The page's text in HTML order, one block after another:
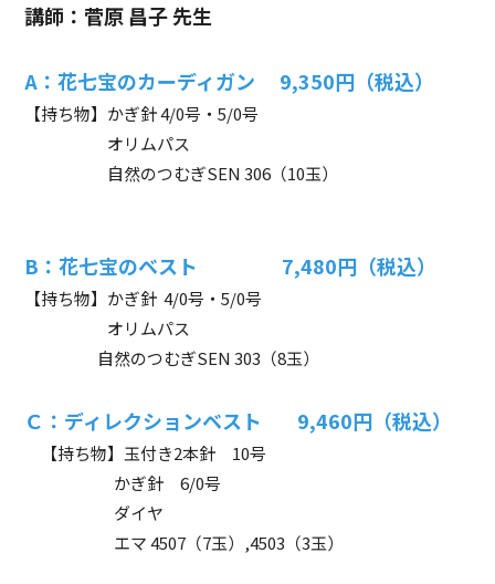
講師：菅原 昌子 先生
A：花七宝のカーディガン 9,350円（税込）
【持ち物】かぎ針 4/0号・5/0号
オリムパス
自然のつむぎSEN 306（10玉）
B：花七宝のベスト 7,480円（税込）
【持ち物】かぎ針 4/0号・5/0号
オリムパス
自然のつむぎSEN 303（8玉）
Ｃ： ディ レクションベスト 9,460円（税込）
【持ち物】玉付き2本針 10号
かぎ針 6/0号
ダイヤ
エマ 4507（7玉）,4503（3玉）